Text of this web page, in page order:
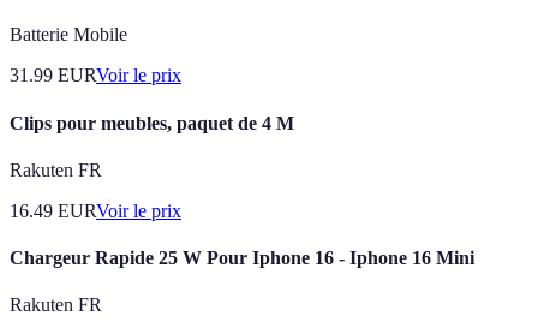
Batterie Mobile
31.99 EURVoir le prix
Clips pour meubles, paquet de 4 M
Rakuten FR
16.49 EURVoir le prix
Chargeur Rapide 25 W Pour Iphone 16 - Iphone 16 Mini
Rakuten FR